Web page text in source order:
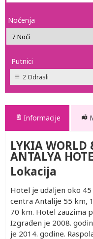
Noćenja
Putnici
2 Odrasli
Informacije
LYKIA WORLD
ANTALYA
Lokacija
Hotel je udaljen oko
centra Antalije 55 km,
70 km. Hotel zauzima
Izgrađen je 2008.
je 2014. godine.